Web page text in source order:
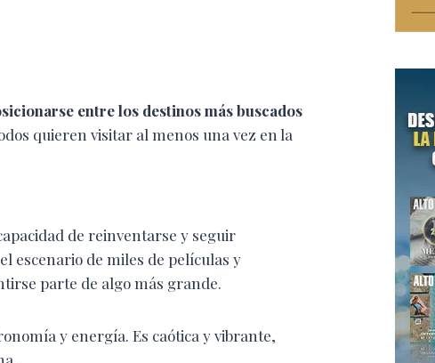
entre los destinos más buscados
quieren visitar al menos una vez en la
de reinventarse y seguir
escenario de miles de películas y
parte de algo más grande.
y energía. Es caótica y vibrante,